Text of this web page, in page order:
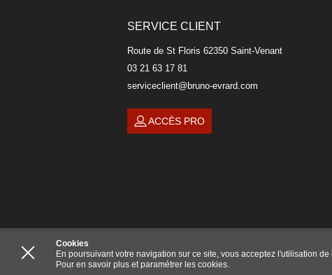
SERVICE CLIENT
Route de St Floris 62350 Saint-Venant
03 21 63 17 81
serviceclient@bruno-evrard.com
ACCÈS PRO
Cookies
En poursuivant votre navigation sur ce site, vous acceptez l'utilisation
Pour en savoir plus et paramétrer les cookies.